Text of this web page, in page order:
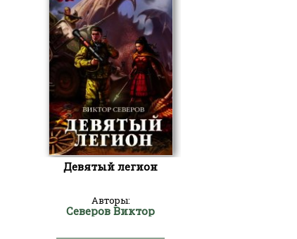
Девятый легион
Авторы:
Северов Виктор